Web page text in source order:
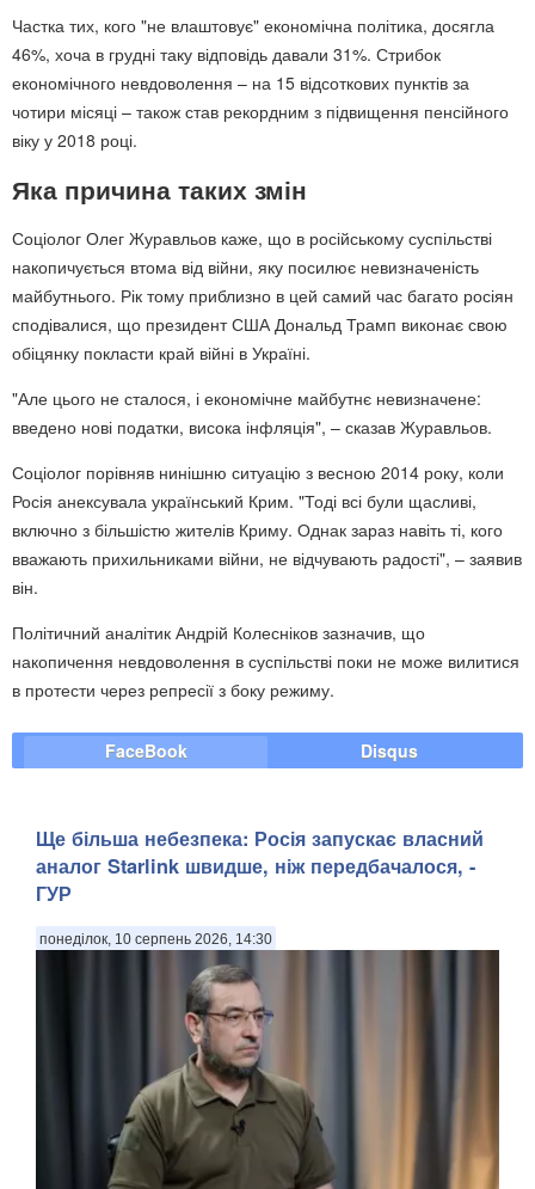
Частка тих, кого "не влаштовує" економічна політика, досягла
46%, хоча в грудні таку відповідь давали 31%. Стрибок
економічного невдоволення – на 15 відсоткових пунктів за
чотири місяці – також став рекордним з підвищення пенсійного
віку у 2018 році.
Яка причина таких змін
Соціолог Олег Журавльов каже, що в російському суспільстві
накопичується втома від війни, яку посилює невизначеність
майбутнього. Рік тому приблизно в цей самий час багато росіян
сподівалися, що президент США Дональд Трамп виконає свою
обіцянку покласти край війні в Україні.
"Але цього не сталося, і економічне майбутнє невизначене:
введено нові податки, висока інфляція", – сказав Журавльов.
Соціолог порівняв нинішню ситуацію з весною 2014 року, коли
Росія анексувала український Крим. "Тоді всі були щасливі,
включно з більшістю жителів Криму. Однак зараз навіть ті, кого
вважають прихильниками війни, не відчувають радості", – заявив
він.
Політичний аналітик Андрій Колесніков зазначив, що
накопичення невдоволення в суспільстві поки не може вилитися
в протести через репресії з боку режиму.
FaceBook Disqus
Ще більша небезпека: Росія запускає власний
аналог Starlink швидше, ніж передбачалося, -
ГУР
понеділок, 10 серпень 2026, 14:30